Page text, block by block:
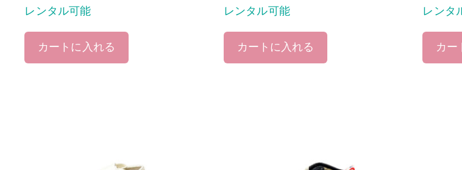
レンタル可能
カートに入れる
レンタル可能
カートに入れる
レンタ
カー